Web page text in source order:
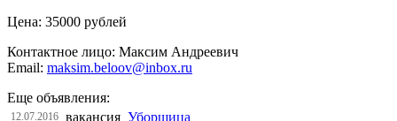
Цена: 35000 рублей
Контактное лицо: Максим Андреевич
Email: maksim.beloov@inbox.ru
Еще объявления:
12.07.2016 вакансия Уборщица